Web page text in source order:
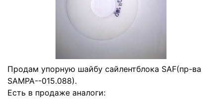
Продам упорную шайбу сайлентблока SAF(пр-ва
SAMPA--015.088).
Есть в продаже аналоги: